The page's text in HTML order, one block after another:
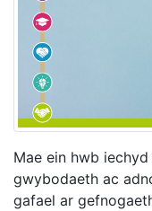
Mae ein hwb
gwybodaeth ac
gafael ar